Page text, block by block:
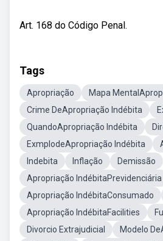
Art. 168 do Código Penal.
Tags
Apropriação
Mapa
Crime DeApropriação Indébita
QuandoApropriação Indébita
ExmplodeApropriação Indébita
Indebita
Inflação
Demissão
Apropriação IndébitaPrevidenciária
Apropriação IndébitaConsumado
Apropriação IndébitaFacilities
Divorcio Extrajudicial
Modelo